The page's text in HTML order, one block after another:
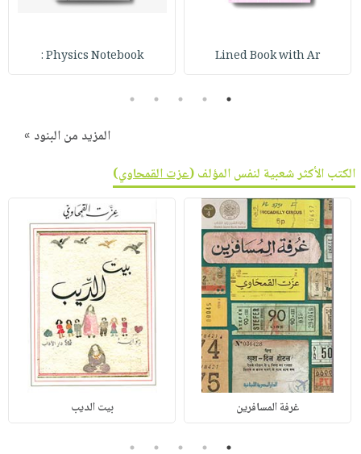
صابون
مناسبات
فيديوهات
يتكرر
انشر
كتابك
تواصل
معنا
التسوق
Lined Book with Ar
Physics Notebook :
1
2
3
4
5
المزيد من البنود »
الكتب الأكثر شعبية لنفس المؤلف (عزت القمحاوي)
غرفة المسافرين بيت الديب
1
2
3
4
5